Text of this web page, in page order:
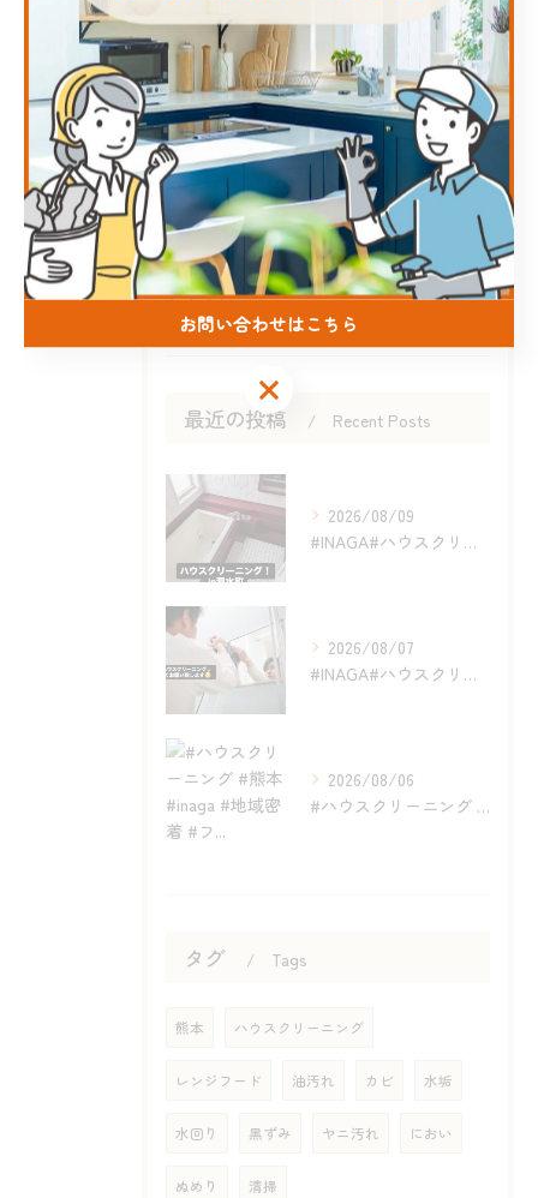
カテゴリー Categories
全てのカテゴリー
エアコン
キッチン
お風呂
洗面所
トイレ
最近の投稿 Recent Posts
2026/08/09
#INAGA#ハウスクリーニング#泗水町#合志市#エアコンク...
2026/08/07
#INAGA#ハウスクリーニング#熊本#近く#オススメ
2026/08/06
#ハウスクリーニング #熊本 #inaga #地域密着 #フ...
タグ Tags
熊本 ハウスクリーニング
レンジフード 油汚れ カビ 水垢
水回り 黒ずみ ヤニ汚れ におい
ぬめり 清掃
お問い合わせはこちら
お問い合わせはこちら